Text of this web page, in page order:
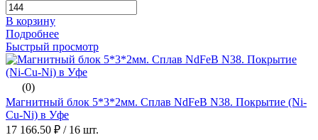
В корзину
Подробнее
Быстрый просмотр
(0)
Магнитный блок 5*3*2мм. Сплав NdFeB N38. Покрытие (Ni-
Cu-Ni) в Уфе
17 166.50 ₽ / 16 шт.